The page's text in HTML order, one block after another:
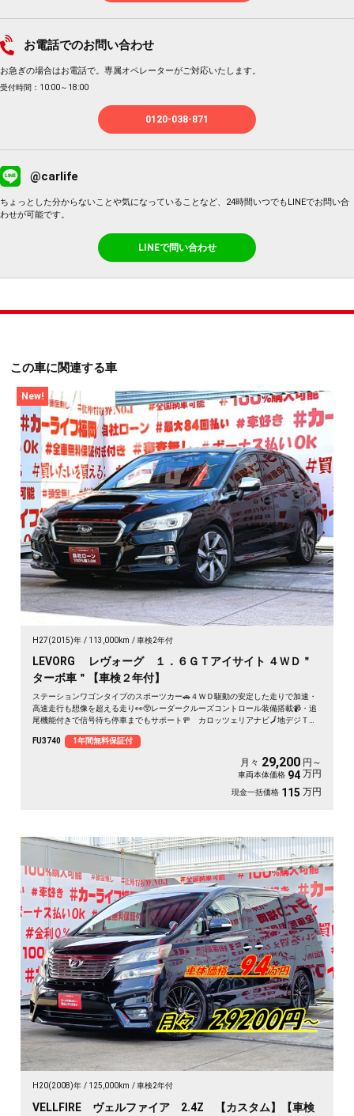
お電話でのお問い合わせ
お急ぎの場合はお電話で。専属オペレーターがご対応いたします。
受付時間：10:00～18:00
0120-038-871
@carlife
ちょっとした分からないことや気になっていることなど、24時間いつでもLINEでお問い合
わせが可能です。
LINEで問い合わせ
この車に関連する車
New!
H27(2015)年 113,000km 車検2年付
LEVORG レヴォーグ １．６ＧＴアイサイト ４ＷＤ＂
ターボ車＂【車検２年付】
ステーションワゴンタイプのスポーツカー🚗４ＷＤ駆動の安定した走りで加速・
高速走行も想像を超える走り👀😲レーダークルーズコントロール装備搭載📹・追
尾機能付きで信号待ち停車までもサポート🚥 カロッツェリアナビ🗾地デジＴＶ
のアイサイト👀🌈月々２万円台～ＯＫ🚗福岡店専用HPでも在庫確認可能‼✨
FU3740 1年間無料保証付
月々 29,200 円～
車両本体価格 94 万円
現金一括価格 115 万円
H20(2008)年 125,000km 車検2年付
VELLFIRE ヴェルファイア 2.4Z 【カスタム】【車検